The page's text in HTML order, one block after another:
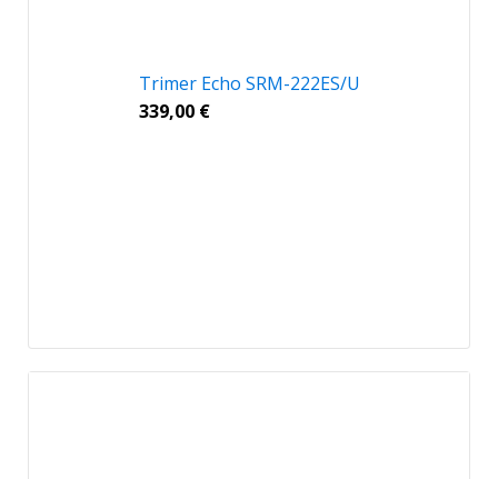
Trimer Echo SRM-222ES/U
339,00 €